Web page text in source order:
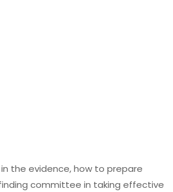
the evidence, how to prepare
committee in taking effective